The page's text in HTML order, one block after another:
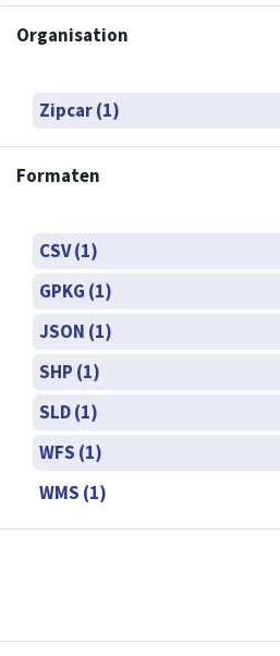
Organisation
Zipcar (1)
Formaten
CSV (1)
GPKG (1)
JSON (1)
SHP (1)
SLD (1)
WFS (1)
WMS (1)